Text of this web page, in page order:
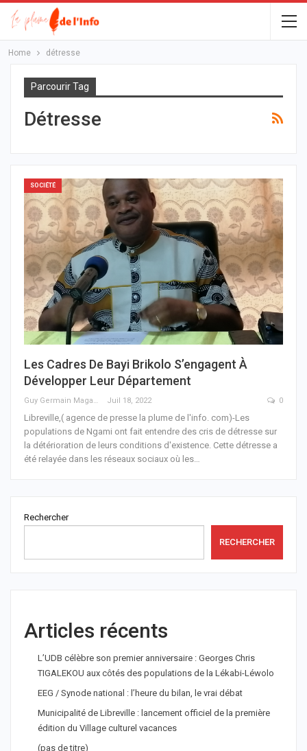
Home détresse
Parcourir Tag
Détresse
SOCIÉTÉ
Les Cadres De Bayi Brikolo S’engagent À
Développer Leur Département
Guy Germain Maganga Nziengui Juil 18, 2022 0
Libreville,( agence de presse la plume de l'info. com)-Les
populations de Ngami ont fait entendre des cris de détresse sur
la détérioration de leurs conditions d'existence. Cette détresse a
été relayée dans les réseaux sociaux où les
Rechercher
RECHERCHER
Articles récents
L’UDB célèbre son premier anniversaire : Georges Chris
TIGALEKOU aux côtés des populations de la Lékabi-Léwolo
EEG / Synode national : l’heure du bilan, le vrai débat
Municipalité de Libreville : lancement officiel de la première
édition du Village culturel vacances
(pas de titre)